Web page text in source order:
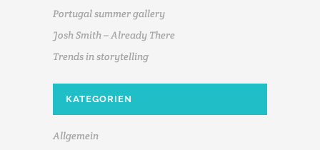
Portugal summer gallery
Josh Smith – Already There
Trends in storytelling
KATEGORIEN
Allgemein